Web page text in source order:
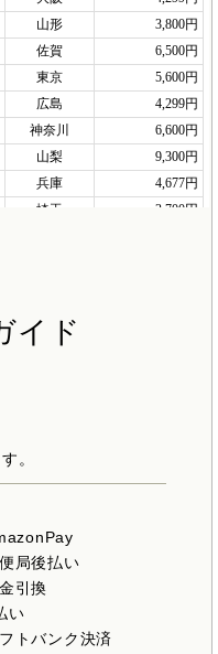
イド
。
局後払い
引換
い
トバンク決済